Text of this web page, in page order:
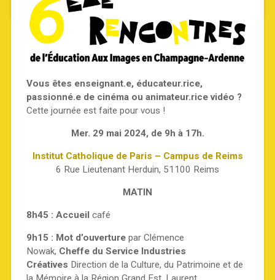
27 novembre 2024
Vous êtes enseignant.e, éducateur.rice,
passionné.e de cinéma ou animateur.rice vidéo ?
Cette journée est faite pour vous !
Mer. 29 mai 2024, de 9h à 17h.
Institut Catholique de Paris – Campus de Reims
6 Rue Lieutenant Herduin, 51100 Reims
MATIN
8h45 : Accueil café
9h15 : Mot d’ouverturepar Clémence
Nowak, Cheffe du Service Industries
Créatives Direction de la Culture, du Patrimoine et de